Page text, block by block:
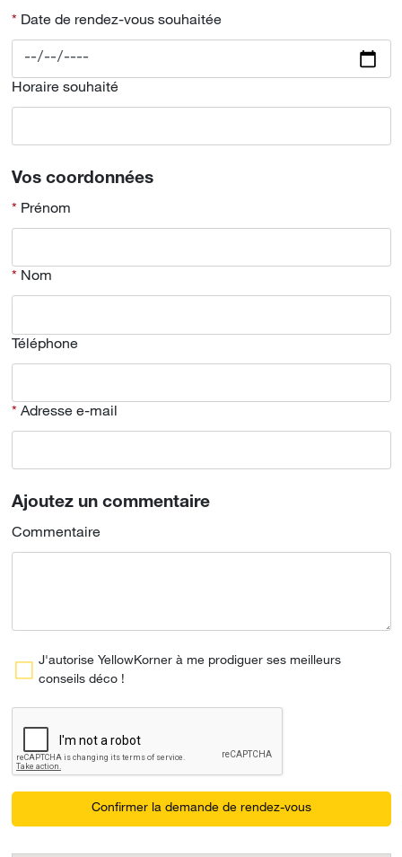
Date de rendez-vous souhaitée
Horaire souhaité
Vos coordonnées
Prénom
Nom
Téléphone
Adresse e-mail
Ajoutez un commentaire
Commentaire
J'autorise YellowKorner à me prodiguer ses meilleurs
conseils déco !
Confirmer la demande de rendez-vous